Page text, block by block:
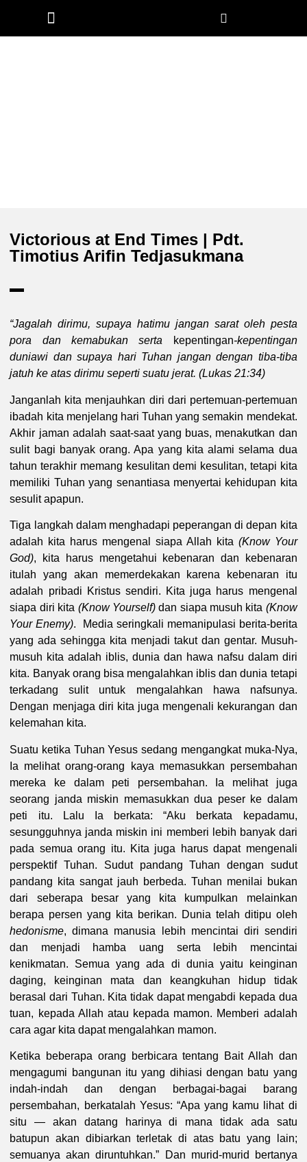
Victorious at End Times | Pdt.
Timotius Arifin Tedjasukmana
“Jagalah dirimu, supaya hatimu jangan sarat oleh pesta
pora dan kemabukan serta
kepentingan-kepentingan
duniawi dan supaya hari Tuhan jangan dengan tiba-tiba
jatuh ke atas dirimu seperti suatu jerat. (Lukas 21:34)
Janganlah kita menjauhkan diri dari pertemuan-pertemuan
ibadah kita menjelang hari Tuhan yang semakin mendekat.
Akhir jaman adalah saat-saat yang buas, menakutkan dan
sulit bagi banyak orang. Apa yang kita alami selama dua
tahun terakhir memang kesulitan demi kesulitan, tetapi kita
memiliki Tuhan yang senantiasa menyertai kehidupan kita
sesulit apapun.
Tiga langkah dalam menghadapi peperangan di depan kita
adalah kita harus mengenal siapa Allah kita (Know Your
God), kita harus mengetahui kebenaran dan kebenaran
itulah yang akan memerdekakan karena kebenaran itu
adalah pribadi Kristus sendiri. Kita juga harus mengenal
siapa diri kita (Know Yourself)dan siapa musuh kita (Know
Your Enemy). Media seringkali memanipulasi berita-berita
yang ada sehingga kita menjadi takut dan gentar. Musuh-
musuh kita adalah iblis, dunia dan hawa nafsu dalam diri
kita. Banyak orang bisa mengalahkan iblis dan dunia tetapi
terkadang sulit untuk mengalahkan hawa nafsunya.
Dengan menjaga diri kita juga mengenali kekurangan dan
kelemahan kita.
Suatu ketika Tuhan Yesus sedang mengangkat muka-Nya,
Ia melihat orang-orang kaya memasukkan persembahan
mereka ke dalam peti persembahan. Ia melihat juga
seorang janda miskin memasukkan dua peser ke dalam
peti itu. Lalu Ia berkata: “Aku berkata kepadamu,
sesungguhnya janda miskin ini memberi lebih banyak dari
pada semua orang itu. Kita juga harus dapat mengenali
perspektif Tuhan. Sudut pandang Tuhan dengan sudut
pandang kita sangat jauh berbeda. Tuhan menilai bukan
dari seberapa besar yang kita kumpulkan melainkan
berapa persen yang kita berikan. Dunia telah ditipu oleh
hedonisme, dimana manusia lebih mencintai diri sendiri
dan menjadi hamba uang serta lebih mencintai
kenikmatan. Semua yang ada di dunia yaitu keinginan
daging, keinginan mata dan keangkuhan hidup tidak
berasal dari Tuhan. Kita tidak dapat mengabdi kepada dua
tuan, kepada Allah atau kepada mamon. Memberi adalah
cara agar kita dapat mengalahkan mamon.
Ketika beberapa orang berbicara tentang Bait Allah dan
mengagumi bangunan itu yang dihiasi dengan batu yang
indah-indah dan dengan berbagai-bagai barang
persembahan, berkatalah Yesus: “Apa yang kamu lihat di
situ — akan datang harinya di mana tidak ada satu
batupun akan dibiarkan terletak di atas batu yang lain;
semuanya akan diruntuhkan.” Dan murid-murid bertanya